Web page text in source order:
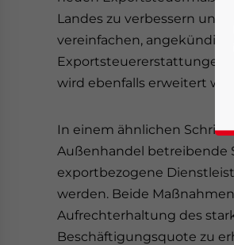
Landes zu verbessern und
vereinfachen,
Exportsteuererstattungen
wird ebenfalls erweitert
In einem ähnlichen
Außenhandel betreibende
exportbezogene
werden. Beide
Aufrechterhaltung des
Beschäftigungsquote zu